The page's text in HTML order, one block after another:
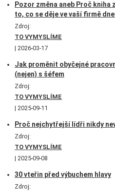
Pozor změna aneb Proč kniha
to, co se děje ve vaší firmě
Zdroj:
TO VYMYSLÍME
2026-03-17
Jak proměnit obyčejné
(nejen) s šéfem
Zdroj:
TO VYMYSLÍME
2025-09-11
Proč nejchytřejší lídři nikdy
Zdroj:
TO VYMYSLÍME
2025-09-08
30 vteřin před výbuchem hlavy
Zdroj: